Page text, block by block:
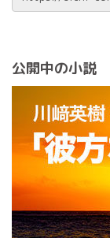
公開中の小説